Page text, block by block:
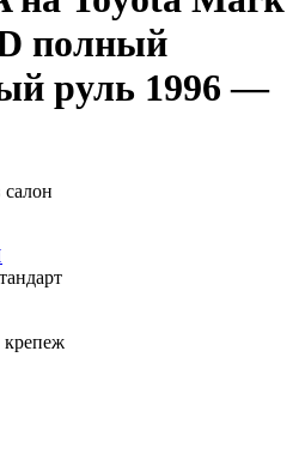
полный
руль 1996 —